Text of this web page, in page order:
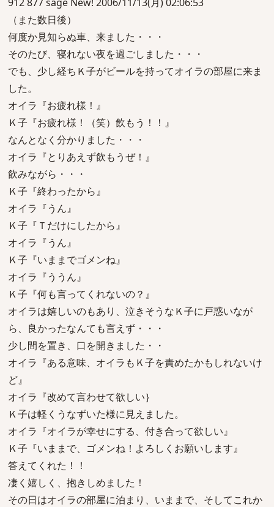
（また数日後）
何度か見知らぬ車、来ました・・・
そのたび、寝れない夜を過ごしました・・・
でも、少し経ちＫ子がビールを持ってオイラの部屋に来ま
した。
オイラ『お疲れ様！』
Ｋ子『お疲れ様！（笑）飲もう！！』
なんとなく分かりました・・・
オイラ『とりあえず飲もうぜ！』
飲みながら・・・
Ｋ子『終わったから』
オイラ『うん』
Ｋ子『Ｔだけにしたから』
オイラ『うん』
Ｋ子『いままでゴメンね』
オイラ『ううん』
Ｋ子『何も言ってくれないの？』
オイラは嬉しいのもあり、泣きそうなＫ子に戸惑いなが
ら、良かったなんても言えず・・・
少し間を置き、口を開きました・・
オイラ『ある意味、オイラもＫ子を責めたかもしれないけ
ど』
オイラ『改めて言わせて欲しい｝
Ｋ子は軽くうなずいた様に見えました。
オイラ『オイラが幸せにする、付き合って欲しい』
Ｋ子『いままで、ゴメンね！よろしくお願いします』
答えてくれた！！
凄く嬉しく、抱きしめました！
その日はオイラの部屋に泊まり、いままで、そしてこれか